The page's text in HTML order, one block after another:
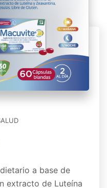
a base de
extracto de Luteína